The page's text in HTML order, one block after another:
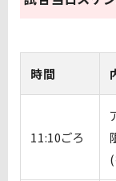
時間
11:10ごろ